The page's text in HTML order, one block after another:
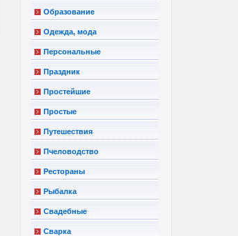
Образование
Одежда, мода
Персональные
Праздник
Простейшие
Простые
Путешествия
Пчеловодство
Рестораны
Рыбалка
Свадебные
Сварка